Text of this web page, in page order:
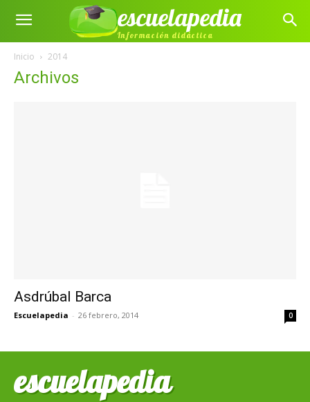
escuelapedia
Información didáctica
Inicio 2014
Archivos
Asdrúbal Barca
Escuelapedia - 26 febrero, 2014 0
escuelapedia